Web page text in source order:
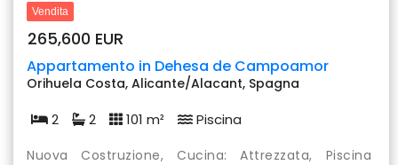
Vendita
265,600 EUR
Appartamento in Dehesa de Campoamor
Orihuela Costa, Alicante/Alacant, Spagna
2 2 101 m² Piscina
Nuova Costruzione, Cucina: Attrezzata, Piscina